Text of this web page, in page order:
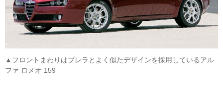
▲フロントまわりはブレラとよく似たデザインを採用しているアル
ファ ロメオ 159